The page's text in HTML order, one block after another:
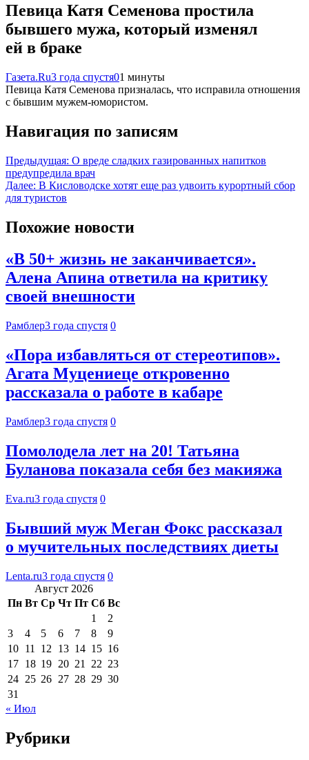
Певица Катя Семенова простила
бывшего мужа, который изменял
ей в браке
Газета.Ru3 года спустя01 минуты
Певица Катя Семенова призналась, что исправила отношения
с бывшим мужем-юмористом.
Навигация по записям
Предыдущая: О вреде сладких газированных напитков
предупредила врач
Далее: В Кисловодске хотят еще раз удвоить курортный сбор
для туристов
Похожие новости
«В 50+ жизнь не заканчивается».
Алена Апина ответила на критику
своей внешности
Рамблер3 года спустя 0
«Пора избавляться от стереотипов».
Агата Муцениеце откровенно
рассказала о работе в кабаре
Рамблер3 года спустя 0
Помолодела лет на 20! Татьяна
Буланова показала себя без макияжа
Eva.ru3 года спустя 0
Бывший муж Меган Фокс рассказал
о мучительных последствиях диеты
Lenta.ru3 года спустя 0
Август 2026
Пн Вт Ср Чт Пт Сб Вс
1
2
3
4 5 6 7 8
9
10 11 12 13 14 15 16
17 18 19 20 21 22 23
24 25 26 27 28 29 30
31
« Июл
Рубрики